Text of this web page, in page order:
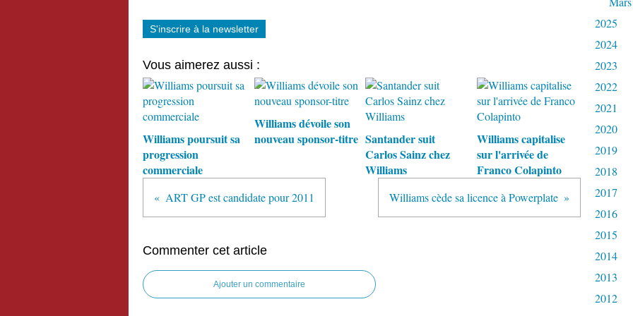
S'inscrire à la newsletter
Vous aimerez aussi :
Williams poursuit sa
progression
commerciale
Williams dévoile son
nouveau sponsor-titre Santander suit
Carlos Sainz chez
Williams
Williams capitalise
sur l'arrivée de
Franco Colapinto
ART GP est candidate pour 2011 Williams cède sa licence à Powerplate
Commenter cet article
Ajouter un commentaire
2025
2024
2023
2022
2021
2020
2019
2018
2017
2016
2015
2014
2013
2012